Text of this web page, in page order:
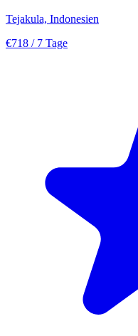
Tejakula, Indonesien
€718 / 7 Tage